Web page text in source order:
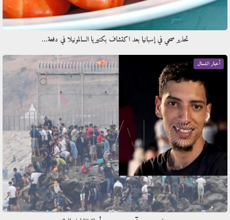
تحذير صحي في إسبانيا بعد اكتشاف بكتيريا السالمونيلا في دفعة…
أخبار الشمال